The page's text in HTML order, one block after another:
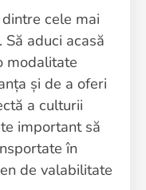
cele mai
aduci acasă
modalitate
și de a oferi
a culturii
important să
în
de valabilitate